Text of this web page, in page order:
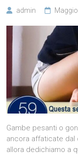
admin
Gambe pesanti o
ancora affaticate dal
allora dedichiamo a